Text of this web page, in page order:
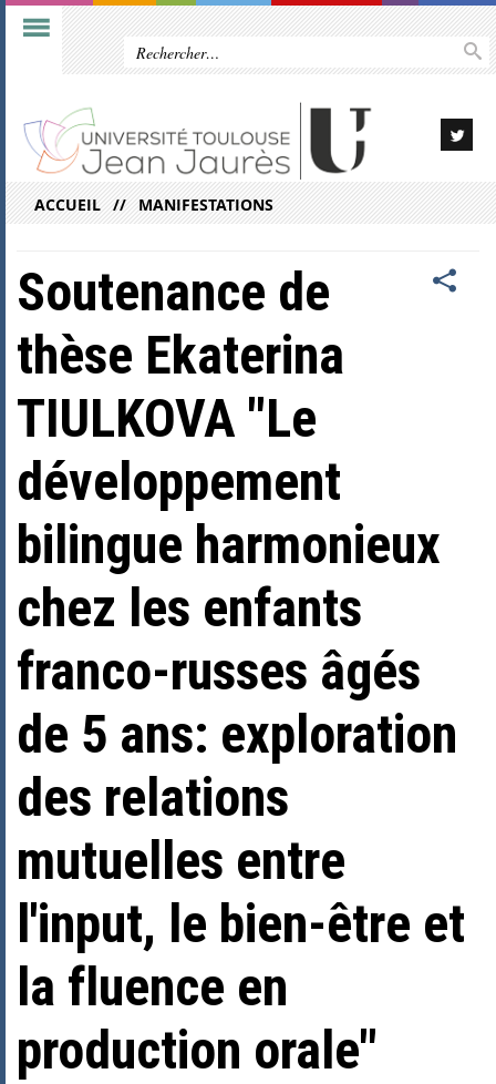
ACCUEIL MANIFESTATIONS
Soutenance de
thèse Ekaterina
TIULKOVA "Le
développement
bilingue harmonieux
chez les enfants
franco-russes âgés
de 5 ans: exploration
des relations
mutuelles entre
l'input, le bien-être et
la fluence en
production orale"